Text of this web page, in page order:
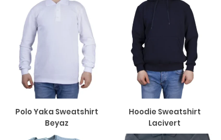
Polo Yaka Sweatshirt
Beyaz
Hoodie Sweatshirt
Lacivert